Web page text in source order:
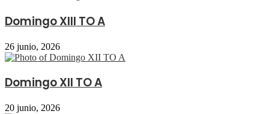
Domingo XIII TO A
26 junio, 2026
Domingo XII TO A
20 junio, 2026